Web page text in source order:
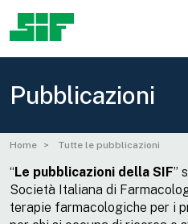
Pubblicazioni
Home Tutte le pubblicazioni
“ Le pubblicazioni della SIF”
Società Italiana di
terapie farmacologiche per i